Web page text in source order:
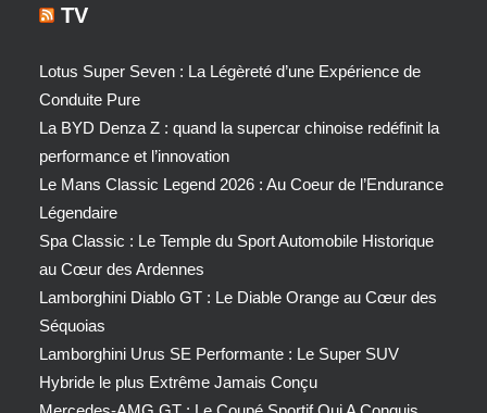
TV
Lotus Super Seven : La Légèreté d’une Expérience de
Conduite Pure
La BYD Denza Z : quand la supercar chinoise redéfinit la
performance et l’innovation
Le Mans Classic Legend 2026 : Au Coeur de l’Endurance
Légendaire
Spa Classic : Le Temple du Sport Automobile Historique
au Cœur des Ardennes
Lamborghini Diablo GT : Le Diable Orange au Cœur des
Séquoias
Lamborghini Urus SE Performante : Le Super SUV
Hybride le plus Extrême Jamais Conçu